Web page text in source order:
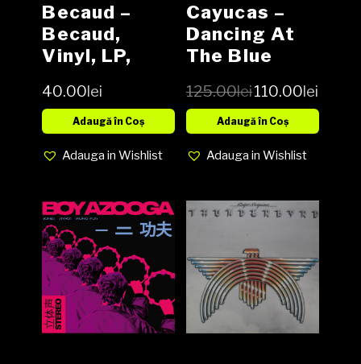
Becaud –
Becaud,
Vinyl, LP,
Cover VG-
(SH)
40.00lei
Adaugă în Coș
Adauga in Wishlist
Cayucas –
Dancing At
The Blue
LP
125.00lei110.00lei
Adaugă în Coș
Adauga in Wishlist